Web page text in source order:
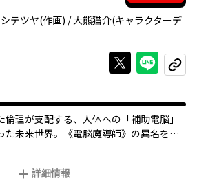
テツヤ(作画) /大熊猫介(キャラクターデ
Xで投稿する
ライン
コピー
理が支配する、人体への「補助電脳」
た未来世界。《電脳魔導師》の異名を持
けるものとは――。
詳細情報